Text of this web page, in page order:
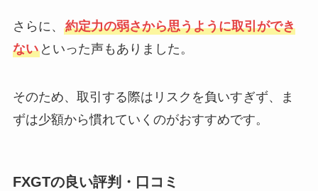
さらに、 約定力の弱さから思うように取引ができ
ないといった声もありました。
そのため、取引する際はリスクを負いすぎず、ま
ずは少額から慣れていくのがおすすめです。
FXGTの良い評判・口コミ